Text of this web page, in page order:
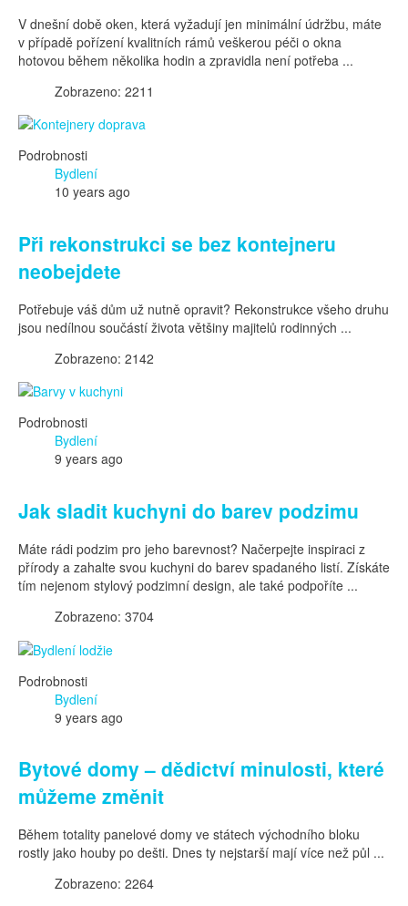
V dnešní době oken, která vyžadují jen minimální údržbu, máte
v případě pořízení kvalitních rámů veškerou péči o okna
hotovou během několika hodin a zpravidla není potřeba ...
Zobrazeno: 2211
Podrobnosti
Bydlení
10 years ago
Při rekonstrukci se bez kontejneru
neobejdete
Potřebuje váš dům už nutně opravit? Rekonstrukce všeho druhu
jsou nedílnou součástí života většiny majitelů rodinných ...
Zobrazeno: 2142
Podrobnosti
Bydlení
9 years ago
Jak sladit kuchyni do barev podzimu
Máte rádi podzim pro jeho barevnost? Načerpejte inspiraci z
přírody a zahalte svou kuchyni do barev spadaného listí. Získáte
tím nejenom stylový podzimní design, ale také podpoříte ...
Zobrazeno: 3704
Podrobnosti
Bydlení
9 years ago
Bytové domy – dědictví minulosti, které
můžeme změnit
Během totality panelové domy ve státech východního bloku
rostly jako houby po dešti. Dnes ty nejstarší mají více než půl ...
Zobrazeno: 2264